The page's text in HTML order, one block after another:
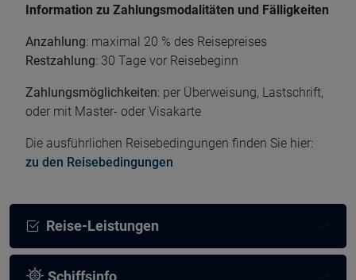
Information zu Zahlungsmodalitäten und Fälligkeiten
Anzahlung: maximal 20 % des Reisepreises
Restzahlung: 30 Tage vor Reisebeginn
Zahlungsmöglichkeiten: per Überweisung, Lastschrift,
oder mit Master- oder Visakarte
Die ausführlichen Reisebedingungen finden Sie hier:
zu den Reisebedingungen
Reise-Leistungen